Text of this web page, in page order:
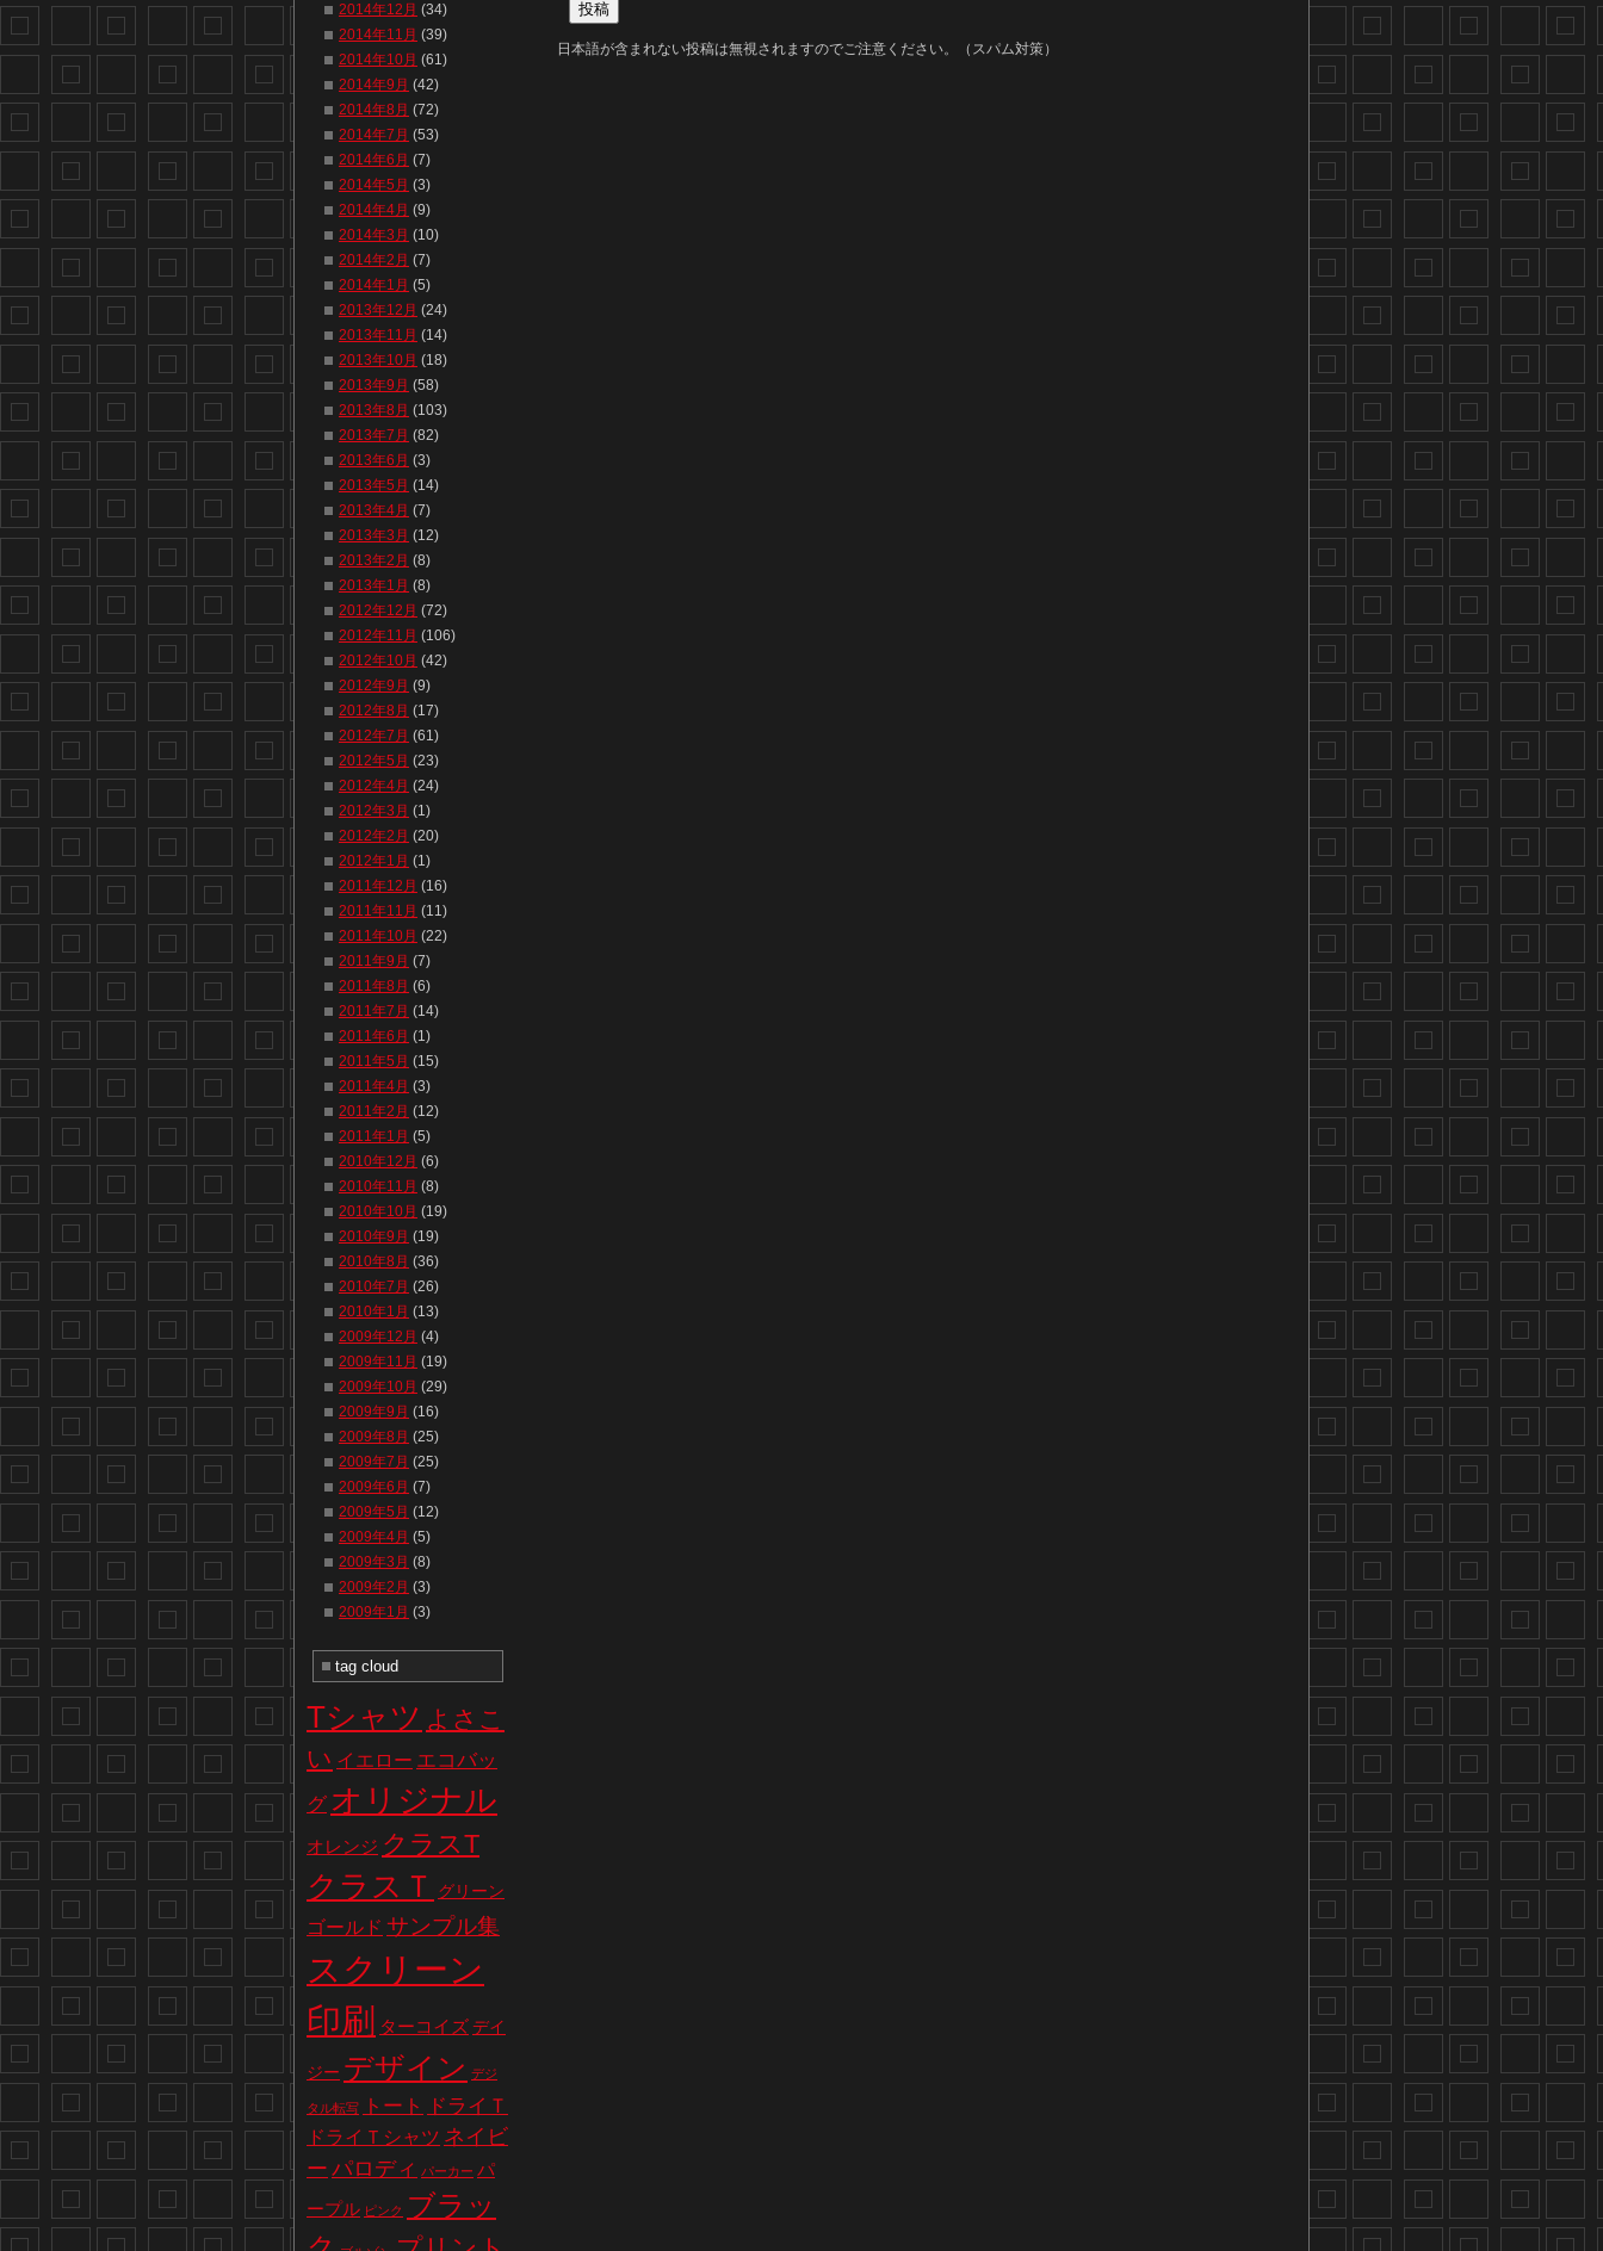
日本語が含まれない投稿は無視されますのでご注意ください。（スパム対策）
2014年12月 (34)
2014年11月 (39)
2014年10月 (61)
2014年9月 (42)
2014年8月 (72)
2014年7月 (53)
2014年6月 (7)
2014年5月 (3)
2014年4月 (9)
2014年3月 (10)
2014年2月 (7)
2014年1月 (5)
2013年12月 (24)
2013年11月 (14)
2013年10月 (18)
2013年9月 (58)
2013年8月 (103)
2013年7月 (82)
2013年6月 (3)
2013年5月 (14)
2013年4月 (7)
2013年3月 (12)
2013年2月 (8)
2013年1月 (8)
2012年12月 (72)
2012年11月 (106)
2012年10月 (42)
2012年9月 (9)
2012年8月 (17)
2012年7月 (61)
2012年5月 (23)
2012年4月 (24)
2012年3月 (1)
2012年2月 (20)
2012年1月 (1)
2011年12月 (16)
2011年11月 (11)
2011年10月 (22)
2011年9月 (7)
2011年8月 (6)
2011年7月 (14)
2011年6月 (1)
2011年5月 (15)
2011年4月 (3)
2011年2月 (12)
2011年1月 (5)
2010年12月 (6)
2010年11月 (8)
2010年10月 (19)
2010年9月 (19)
2010年8月 (36)
2010年7月 (26)
2010年1月 (13)
2009年12月 (4)
2009年11月 (19)
2009年10月 (29)
2009年9月 (16)
2009年8月 (25)
2009年7月 (25)
2009年6月 (7)
2009年5月 (12)
2009年4月 (5)
2009年3月 (8)
2009年2月 (3)
2009年1月 (3)
tag cloud
Tシャツ よさこ
い イエロー エコバッ
グ オリジナル
オレンジ クラスT
クラスＴ グリーン
ゴールド サンプル集
スクリーン
印刷
ターコイズ デイ
ジー デザイン デジ
タル転写 トート ドライＴ
ドライＴシャツ ネイビ
ー パロディ パーカー パ
ープル ピンク ブラッ